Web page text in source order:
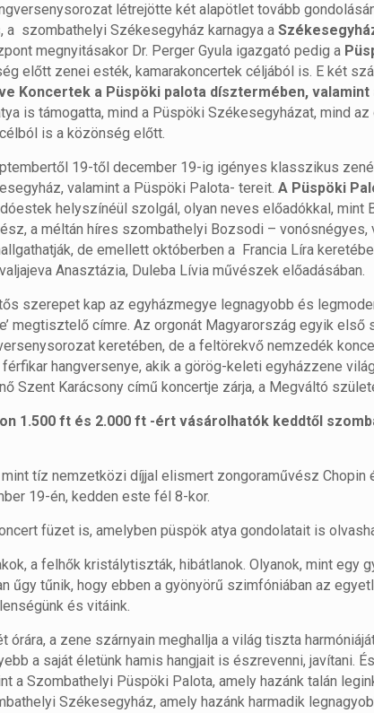
létrejötte két alapötlet tovább
a szombathelyi Székesegyház karnagya a
megnyitásakor Dr. Perger Gyula igazgató pedig a
előtt zenei esték, kamarakoncertek céljából is. E két
Koncertek a Püspöki palota dísztermében, valamint
is támogatta, mind a Püspöki Székesegyházat, mind
is a közönség előtt.
19-től december 19-ig igényes klasszikus
valamint a Püspöki Palota- tereit.A Püspöki
helyszínéül szolgál, olyan neves előadókkal, mint
a méltán híres szombathelyi Bozsodi – vonósnégyes,
de emellett októberben a Francia Líra
Anasztázia, Duleba Lívia művészek előadásában.
szerepet kap az egyházmegye legnagyobb és
megtisztelő címre. Az orgonát Magyarország egyik első
keretében, de a feltörekvő nemzedék
hangversenye, akik a görög-keleti egyházzene
Szent Karácsony című koncertje zárja, a Megváltó
1.500 ft és 2.000 ft -ért vásárolhatók keddtől
tíz nemzetközi díjjal elismert zongoraművész
19-én, kedden este fél 8-kor.
füzet is, amelyben püspök atya gondolatait is
a felhők kristálytiszták, hibátlanok. Olyanok, mint egy
űgy tűnik, hogy ebben a gyönyörű szimfóniában az
és vitáink.
a zene szárnyain meghallja a világ tiszta
a saját életünk hamis hangjait is észrevenni, javítani.
a Szombathelyi Püspöki Palota, amely hazánk talán
Székesegyház, amely hazánk harmadik